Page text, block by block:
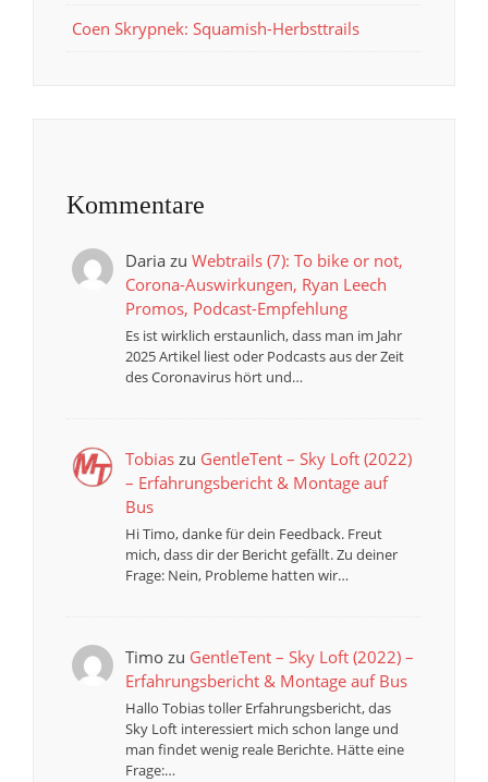
Coen Skrypnek: Squamish-Herbsttrails
Kommentare
Dariazu Webtrails (7): To bike or not,
Corona-Auswirkungen, Ryan Leech
Promos, Podcast-Empfehlung
Es ist wirklich erstaunlich, dass man im Jahr
2025 Artikel liest oder Podcasts aus der Zeit
des Coronavirus hört und…
Tobiaszu GentleTent – Sky Loft (2022)
– Erfahrungsbericht & Montage auf
Bus
Hi Timo, danke für dein Feedback. Freut
mich, dass dir der Bericht gefällt. Zu deiner
Frage: Nein, Probleme hatten wir…
Timozu GentleTent – Sky Loft (2022) –
Erfahrungsbericht & Montage auf Bus
Hallo Tobias toller Erfahrungsbericht, das
Sky Loft interessiert mich schon lange und
man findet wenig reale Berichte. Hätte eine
Frage:…